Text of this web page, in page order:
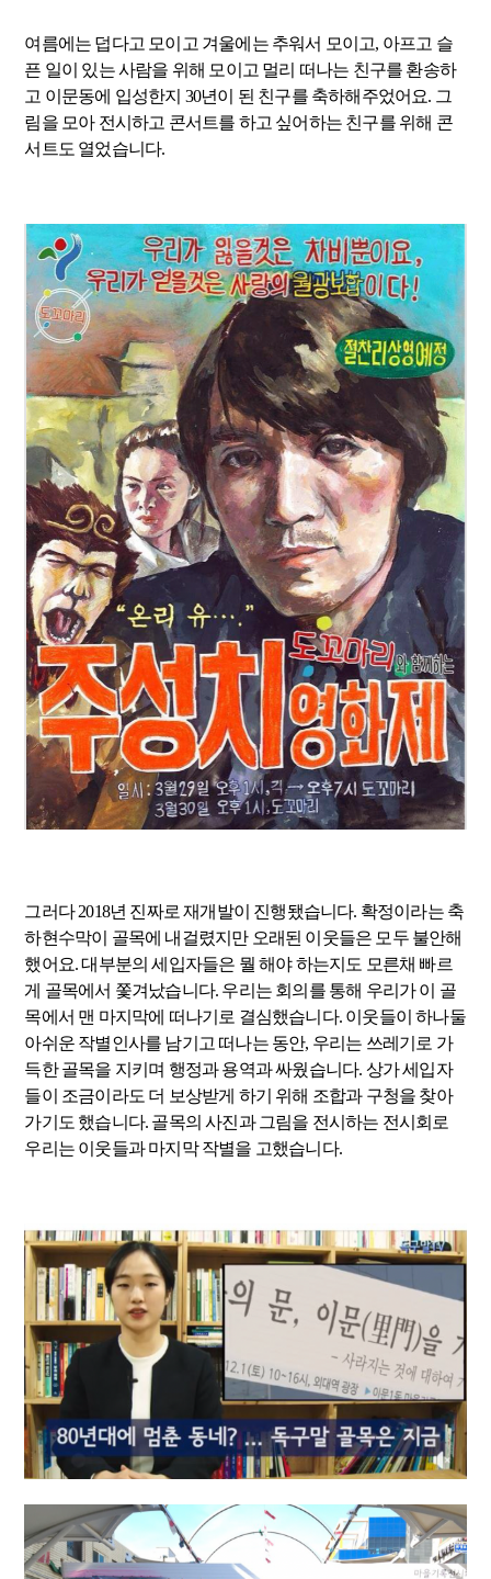
여름에는 덥다고 모이고 겨울에는 추워서 모이고, 아프고 슬
픈 일이 있는 사람을 위해 모이고 멀리 떠나는 친구를 환송하
고 이문동에 입성한지 30년이 된 친구를 축하해주었어요. 그
림을 모아 전시하고 콘서트를 하고 싶어하는 친구를 위해 콘
서트도 열었습니다.
그러다 2018년 진짜로 재개발이 진행됐습니다. 확정이라는 축
하현수막이 골목에 내걸렸지만 오래된 이웃들은 모두 불안해
했어요. 대부분의 세입자들은 뭘 해야 하는지도 모른채 빠르
게 골목에서 쫓겨났습니다. 우리는 회의를 통해 우리가 이 골
목에서 맨 마지막에 떠나기로 결심했습니다. 이웃들이 하나둘
아쉬운 작별인사를 남기고 떠나는 동안, 우리는 쓰레기로 가
득한 골목을 지키며 행정과 용역과 싸웠습니다. 상가 세입자
들이 조금이라도 더 보상받게 하기 위해 조합과 구청을 찾아
가기도 했습니다. 골목의 사진과 그림을 전시하는 전시회로
우리는 이웃들과 마지막 작별을 고했습니다.